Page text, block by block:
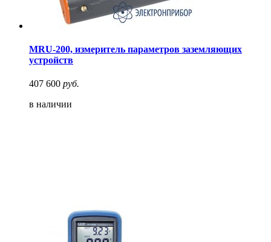
MRU-200, измеритель параметров заземляющих
устройств
407 600 руб.
в наличии